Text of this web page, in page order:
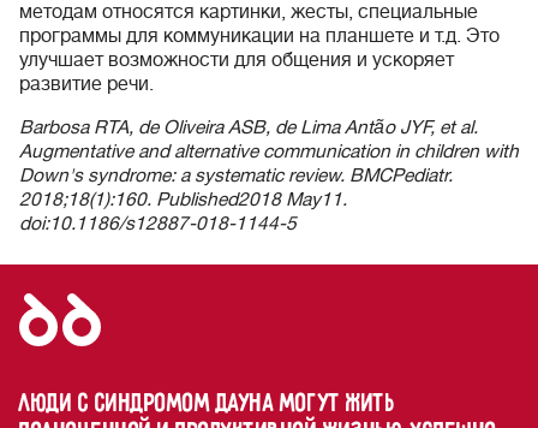
методам относятся картинки, жесты, специальные
программы для коммуникации на планшете и т.д. Это
улучшает возможности для общения и ускоряет
развитие речи.
Barbosa RTA, de Oliveira ASB, de Lima Antão JYF, et al.
Augmentative and alternative communication in children with
Down's syndrome: a systematic review. BMCPediatr.
2018;18(1):160. Published2018 May11.
doi:10.1186/s12887-018-1144-5
Люди с синдромом Дауна могут жить